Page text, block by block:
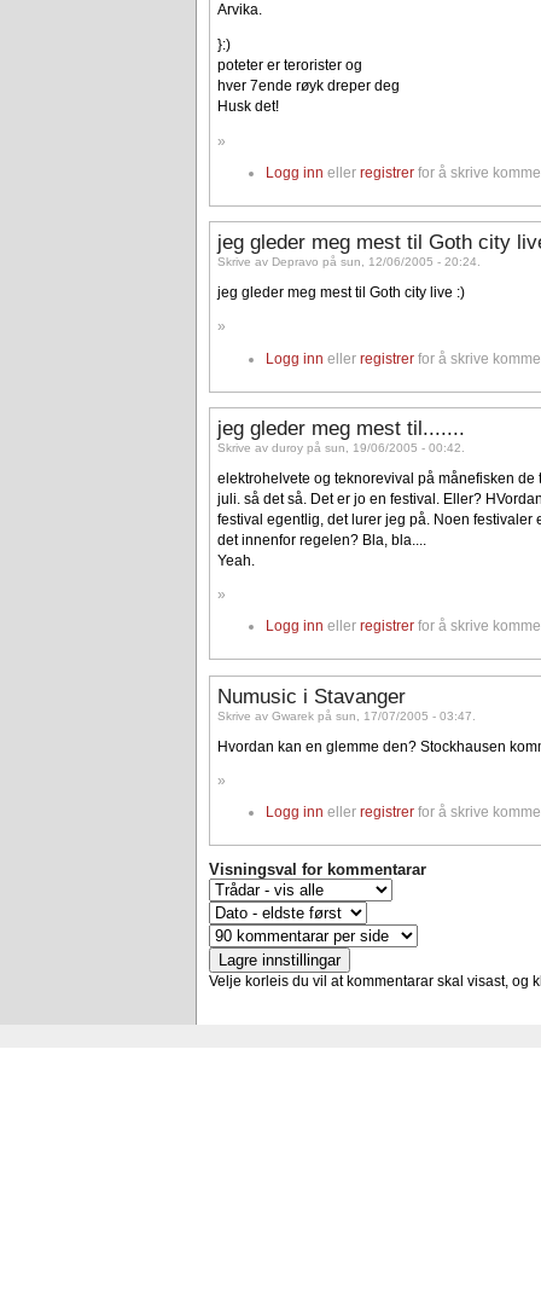
Arvika.
}:)
poteter er terorister og
hver 7ende røyk dreper deg
Husk det!
»
Logg inn ellerregistrer for å skrive
jeg gleder meg mest til Goth city
Skrive av Depravo på sun, 12/06/2005 - 20:24.
jeg gleder meg mest til Goth city live :)
»
Logg inn ellerregistrer for å skrive
jeg gleder meg mest til.......
Skrive av duroy på sun, 19/06/2005 - 00:42.
elektrohelvete og teknorevival på månefisken de
juli. så det så. Det er jo en festival. Eller?
festival egentlig, det lurer jeg på. Noen festivaler
det innenfor regelen? Bla, bla....
Yeah.
»
Logg inn ellerregistrer for å skrive
Numusic i Stavanger
Skrive av Gwarek på sun, 17/07/2005 - 03:47.
Hvordan kan en glemme den? Stockhausen
»
Logg inn ellerregistrer for å skrive
Visningsval for kommentarar
Velje korleis du vil at kommentarar skal visast, og